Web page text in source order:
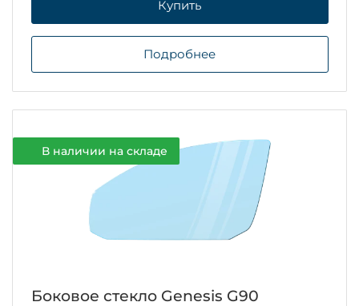
Купить
Подробнее
В наличии на складе
Боковое стекло Genesis G90